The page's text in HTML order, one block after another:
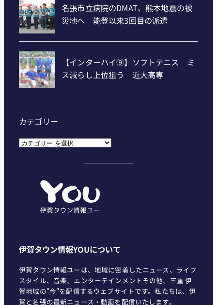
カテゴリー
カ
伊賀タウン情報YOUについて
伊賀タウン情報ユーは、地域に密着したニュース、ライフ
スタイル、音楽、エンターテインメントその他、三重 伊
賀地域の"今"を配信するウェブサイトです。私たちは、伊
賀と名張の最新ニュース・動画を配信いたします。